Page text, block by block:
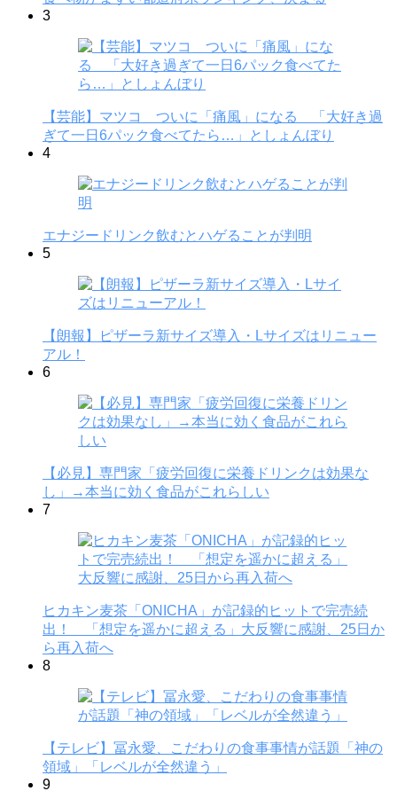
3
【芸能】マツコ ついに「痛風」になる 「大好き過
ぎて一日6パック食べてたら…」としょんぼり
4
エナジードリンク飲むとハゲることが判明
5
【朗報】ピザーラ新サイズ導入・Lサイズはリニュー
アル！
6
【必見】専門家「疲労回復に栄養ドリンクは効果な
し」→本当に効く食品がこれらしい
7
ヒカキン麦茶「ONICHA」が記録的ヒットで完売続
出！ 「想定を遥かに超える」大反響に感謝、25日か
ら再入荷へ
8
【テレビ】冨永愛、こだわりの食事事情が話題「神の
領域」「レベルが全然違う」
9